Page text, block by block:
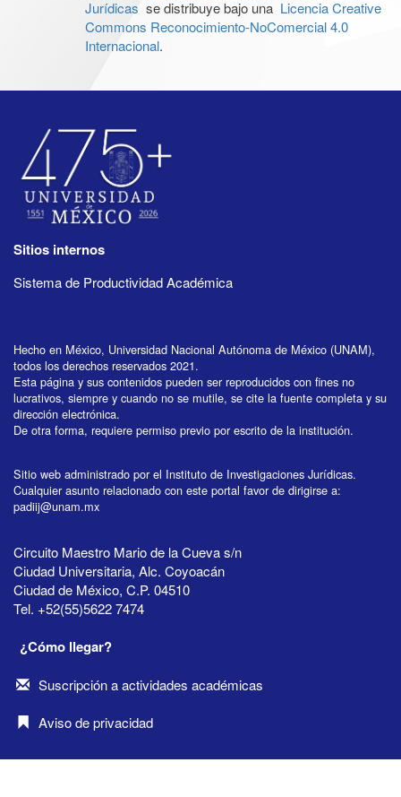
Jurídicas se distribuye bajo una Licencia Creative
Commons Reconocimiento-NoComercial 4.0
Internacional.
Sitios internos
Sistema de Productividad Académica
Hecho en México, Universidad Nacional Autónoma de México (UNAM),
todos los derechos reservados 2021.
Esta página y sus contenidos pueden ser reproducidos con fines no
lucrativos, siempre y cuando no se mutile, se cite la fuente completa y su
dirección electrónica.
De otra forma, requiere permiso previo por escrito de la institución.
Sitio web administrado por el Instituto de Investigaciones Jurídicas.
Cualquier asunto relacionado con este portal favor de dirigirse a:
padiij@unam.mx
Circuito Maestro Mario de la Cueva s/n
Ciudad Universitaria, Alc. Coyoacán
Ciudad de México, C.P. 04510
Tel. +52(55)5622 7474
¿Cómo llegar?
Suscripción a actividades académicas
Aviso de privacidad